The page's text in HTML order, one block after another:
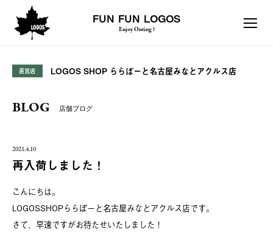
FUN FUN LOGOS
Enjoy Outing !
直営店 LOGOS SHOP ららぽーと名古屋みなとアクルス店
BLOG 店舗ブログ
2021.4.10
再入荷しました！
こんにちは。
LOGOSSHOPららぽーと名古屋みなとアクルス店です。
さて、早速ですがお待たせいたしました！